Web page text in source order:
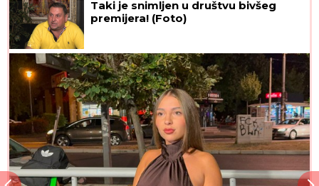
Taki je snimljen u društvu bivšeg
premijera! (Foto)